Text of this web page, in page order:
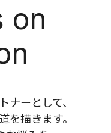
on
ナーとして、
を描きます。